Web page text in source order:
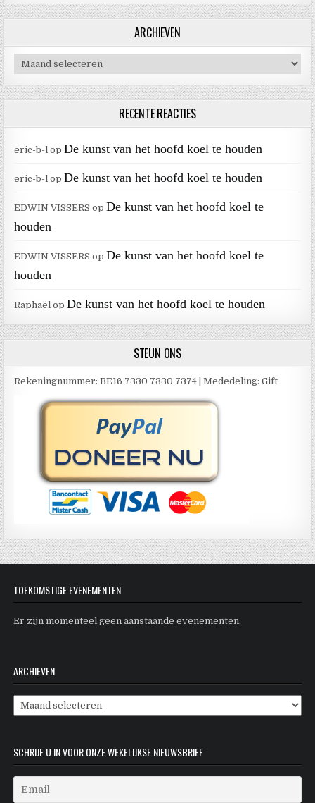
ARCHIEVEN
Archieven
RECENTE REACTIES
eric-b-l op De kunst van het hoofd koel te houden
eric-b-l op De kunst van het hoofd koel te houden
EDWIN VISSERS op De kunst van het hoofd koel te
houden
EDWIN VISSERS op De kunst van het hoofd koel te
houden
Raphaël op De kunst van het hoofd koel te houden
STEUN ONS
Rekeningnummer: BE16 7330 7330 7374 | Mededeling: Gift
TOEKOMSTIGE EVENEMENTEN
Er zijn momenteel geen aanstaande evenementen.
ARCHIEVEN
Archieven
SCHRIJF U IN VOOR ONZE WEKELIJKSE NIEUWSBRIEF